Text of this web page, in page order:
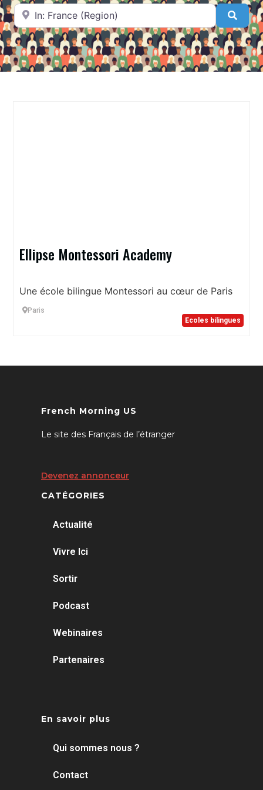
A proximité de
Ellipse Montessori Academy
Une école bilingue Montessori au cœur de Paris
Paris
Ecoles bilingues
French Morning US
Le site des Français de l’étranger
Devenez annonceur
CATÉGORIES
Actualité
Vivre Ici
Sortir
Podcast
Webinaires
Partenaires
En savoir plus
Qui sommes nous ?
Contact